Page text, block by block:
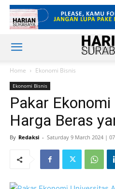
Home Ekonomi Bisnis
Ekonomi Bisnis
Pakar
Harga Beras
By Redaksi - Saturday 9 March 2024 |